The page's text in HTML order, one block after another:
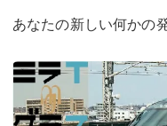
あなたの新しい何かの